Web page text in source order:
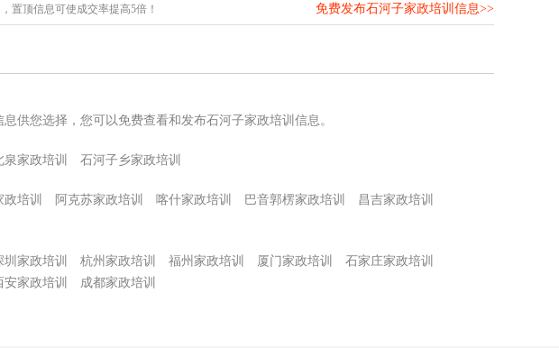
置顶信息可使成交率提高5倍！ 免费发布石河子家政培训信息>>
供您选择，您可以免费查看和发布石河子家政培训信息。
泉家政培训 石河子乡家政培训
培训 阿克苏家政培训 喀什家政培训 巴音郭楞家政培训
昌吉家政培训
圳家政培训 杭州家政培训 福州家政培训 厦门家政培训
石家庄家政培训
安家政培训 成都家政培训